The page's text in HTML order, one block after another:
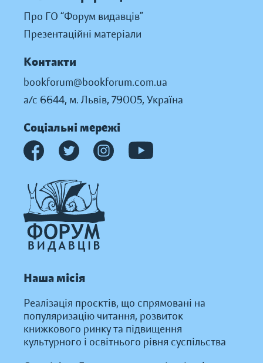
Про ГО “Форум видавців”
Презентаційні матеріали
Контакти
bookforum@bookforum.com.ua
а/с 6644, м. Львів, 79005, Україна
Соціальні мережі
Наша місія
Реалізація проєктів, що спрямовані на
популяризацію читання, розвиток
книжкового ринку та підвищення
культурного і освітнього рівня суспільства